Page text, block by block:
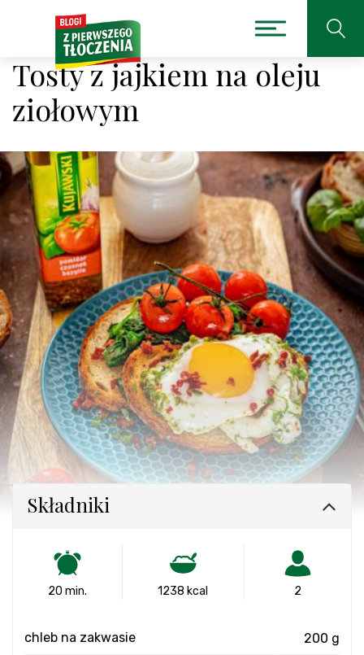
Tosty z jajkiem na oleju
ziołowym
Składniki
20 min. 1238 kcal 2
chleb na zakwasie 200 g